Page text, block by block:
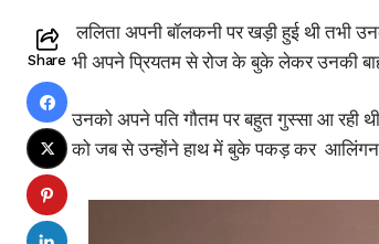
Share
ललिता अपनी बॉलकनी पर खड़ी हुई थी तभी
भी अपने प्रियतम से रोज के बुके लेकर उनकी
उनको अपने पति गौतम पर बहुत गुस्सा आ रही
को जब से उन्होंने हाथ में बुके पकड़ कर